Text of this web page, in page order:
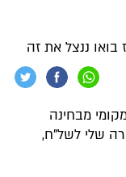
בואו ננצל את זה
מבחינה
שלי לשל"ח,